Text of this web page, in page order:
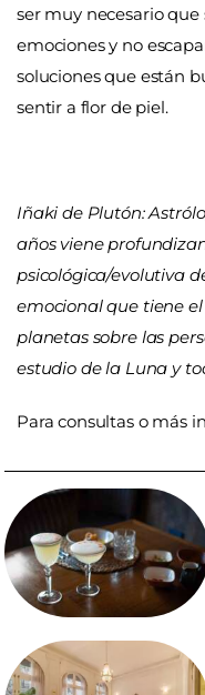
ser muy necesario
emociones y no
soluciones que están
sentir a flor de piel.
Iñaki de Plutón:
años viene
psicológica/evolutiva
emocional que tiene
planetas sobre las
estudio de la Luna y
Para consultas o más